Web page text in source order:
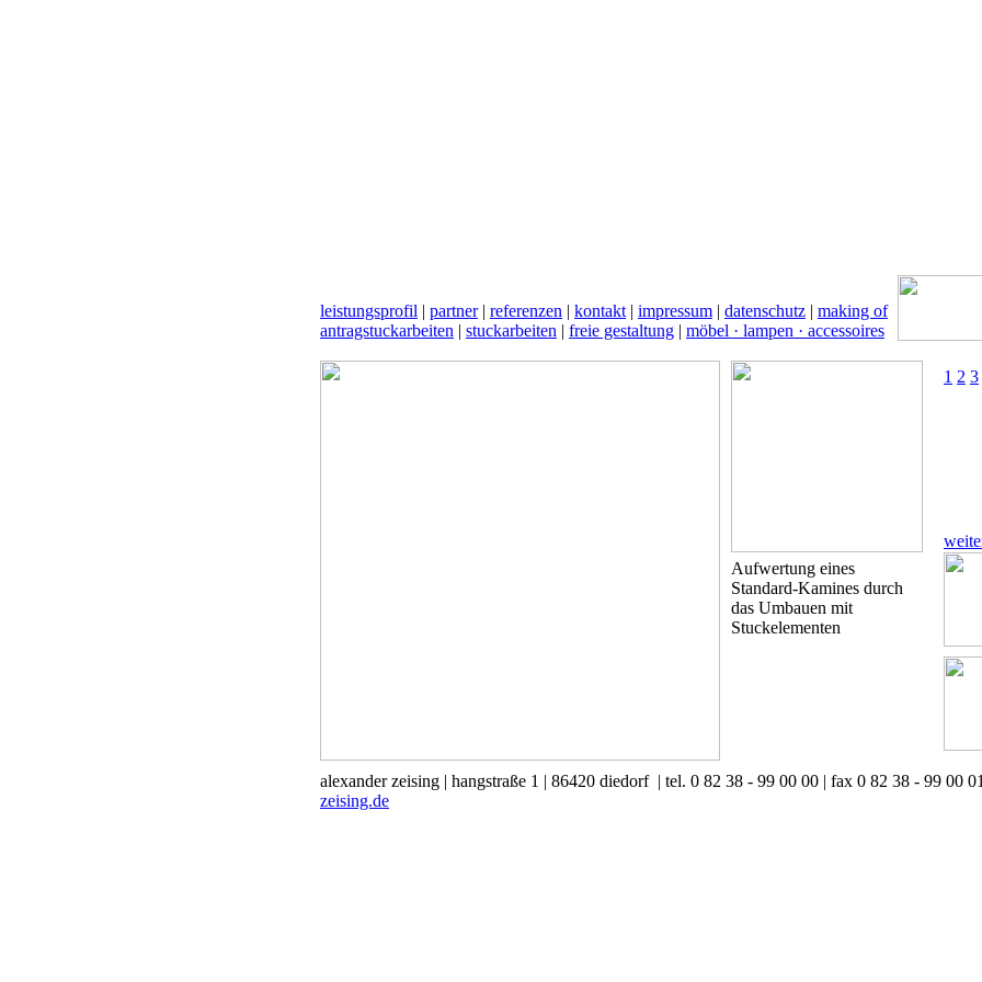
leistungsprofil | partner| referenzen | kontakt | impressum | datenschutz | making of
antragstuckarbeiten | stuckarbeiten | freie gestaltung | möbel · lampen · accessoires
Aufwertung eines
Standard-Kamines durch
das Umbauen mit
Stuckelementen
1 2 3
alexander zeising | hangstraße 1 | 86420 diedorf | tel. 0 82 38 - 99 00 00 | fax 0 82 38 - 99 00 01
zeising.de